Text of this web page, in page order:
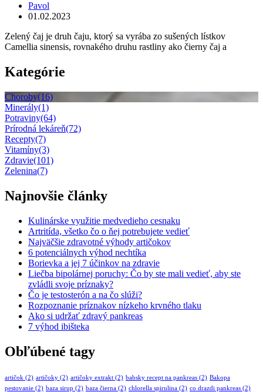
Pavol
01.02.2023
Zelený čaj je druh čaju, ktorý sa vyrába zo sušených lístkov
Camellia sinensis, rovnakého druhu rastliny ako čierny čaj a
Kategórie
Choroby(16)
Minerály(1)
Potraviny(64)
Prírodná lekáreň(72)
Recepty(7)
Vitamíny(3)
Zdravie(101)
Zelenina(7)
Najnovšie články
Kulinárske využitie medvedieho cesnaku
Artritída, všetko čo o ňej potrebujete vedieť
Najväčšie zdravotné výhody artičokov
6 potenciálnych výhod nechtíka
Borievka a jej 7 účinkov na zdravie
Liečba bipolárnej poruchy: Čo by ste mali vedieť, aby ste
zvládli svoje príznaky?
Čo je testosterón a na čo slúži?
Rozpoznanie príznakov nízkeho krvného tlaku
Ako si udržať zdravý pankreas
7 výhod ibišteka
Obľúbené tagy
artičok (2) artičoky (2) artičoky extrakt (2) babsky recept na pankreas (2) Bakopa
pestovanie (2) baza sirup (2) baza čierna (2) chlorella spirulina (2) co drazdi pankreas (2)